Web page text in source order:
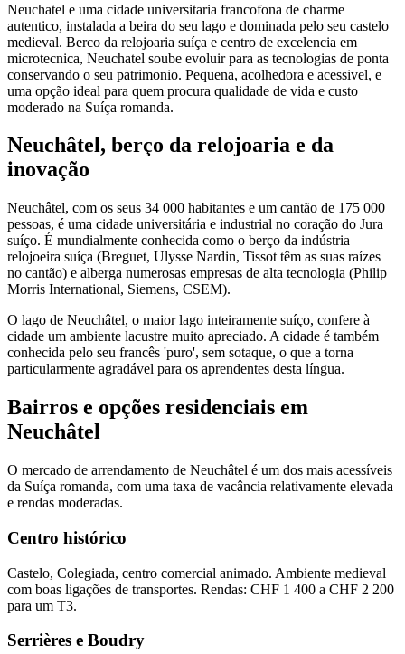
Neuchatel e uma cidade universitaria francofona de charme
autentico, instalada a beira do seu lago e dominada pelo seu castelo
medieval. Berco da relojoaria suíça e centro de excelencia em
microtecnica, Neuchatel soube evoluir para as tecnologias de ponta
conservando o seu patrimonio. Pequena, acolhedora e acessivel, e
uma opção ideal para quem procura qualidade de vida e custo
moderado na Suíça romanda.
Neuchâtel, berço da relojoaria e da
inovação
Neuchâtel, com os seus 34 000 habitantes e um cantão de 175 000
pessoas, é uma cidade universitária e industrial no coração do Jura
suíço. É mundialmente conhecida como o berço da indústria
relojoeira suíça (Breguet, Ulysse Nardin, Tissot têm as suas raízes
no cantão) e alberga numerosas empresas de alta tecnologia (Philip
Morris International, Siemens, CSEM).
O lago de Neuchâtel, o maior lago inteiramente suíço, confere à
cidade um ambiente lacustre muito apreciado. A cidade é também
conhecida pelo seu francês 'puro', sem sotaque, o que a torna
particularmente agradável para os aprendentes desta língua.
Bairros e opções residenciais em
Neuchâtel
O mercado de arrendamento de Neuchâtel é um dos mais acessíveis
da Suíça romanda, com uma taxa de vacância relativamente elevada
e rendas moderadas.
Centro histórico
Castelo, Colegiada, centro comercial animado. Ambiente medieval
com boas ligações de transportes. Rendas: CHF 1 400 a CHF 2 200
para um T3.
Serrières e Boudry